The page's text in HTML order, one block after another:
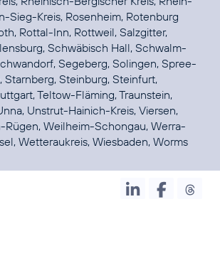
Sieg-Kreis, Rosenheim, Rotenburg
Rottal-Inn, Rottweil, Salzgitter,
Schwäbisch Hall, Schwalm-
Segeberg, Solingen, Spree-
Starnberg, Steinburg, Steinfurt,
Teltow-Fläming, Traunstein,
Unstrut-Hainich-Kreis, Viersen,
Rügen, Weilheim-Schongau, Werra-
Wetteraukreis, Wiesbaden, Worms